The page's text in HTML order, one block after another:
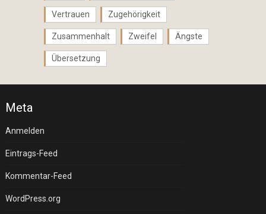
Vertrauen Zugehörigkeit
Zusammenhalt Zweifel Ängste
Übersetzung
Meta
Anmelden
Eintrags-Feed
Kommentar-Feed
WordPress.org